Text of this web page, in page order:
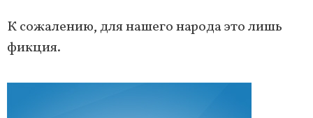
К сожалению, для нашего народа это лишь
фикция.